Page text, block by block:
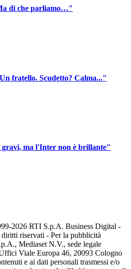
di che parliamo…"
fratello. Scudetto? Calma..."
ma l'Inter non è brillante"
2026 RTI S.p.A. Business Digital -
riservati - Per la pubblicità
Mediaset N.V., sede legale
Viale Europa 46, 20093 Cologno
e ai dati personali trasmessi e/o